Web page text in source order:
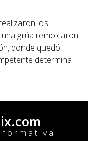
los
grúa remolcaron
donde quedó
determina